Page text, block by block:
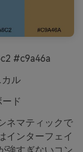
#c9a46a
ル
ド
ネマティックで
インターフェイ
強すぎないコン